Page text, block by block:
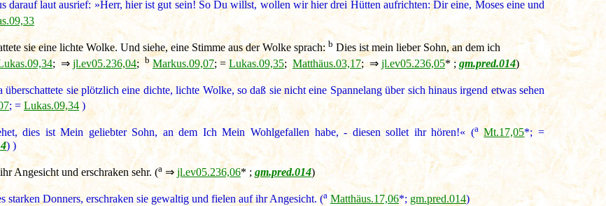
darauf laut ausrief: »Herr, hier ist gut sein! So Du willst, wollen wir hier drei Hütten aufrichten: Dir eine, Moses eine und
sie eine lichte Wolke. Und siehe, eine Stimme aus der Wolke sprach: b Dies ist mein lieber Sohn, an dem ich
; ⇒ jl.ev05.236,04;b Markus.09,07; = Lukas.09,35; Matthäus.03,17; ⇒ jl.ev05.236,05* ;gm.pred.014)
sie plötzlich eine dichte, lichte Wolke, so daß sie nicht eine Spannelang über sich hinaus irgend etwas sehen
; = Lukas.09,34 )
dies ist Mein geliebter Sohn, an dem Ich Mein Wohlgefallen habe, - diesen sollet ihr hören!« (a Mt.17,05*; =
) )
Angesicht und erschraken sehr. (a ⇒ jl.ev05.236,06* ; gm.pred.014)
starken Donners, erschraken sie gewaltig und fielen auf ihr Angesicht. (a Matthäus.17,06*; gm.pred.014)